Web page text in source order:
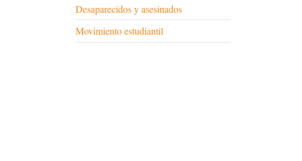
Desaparecidos y asesinados
Movimiento estudiantil